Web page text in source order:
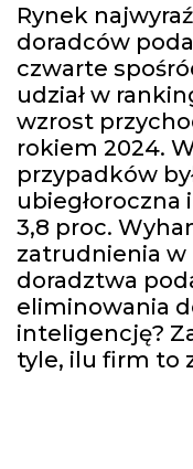
Rynek
doradców
czwarte
udział w
wzrost
rokiem 2024.
przypadków
ubiegłoroczna
3,8 proc.
zatrudnienia
doradztwa
eliminowania
inteligencję?
tyle, ilu firm to